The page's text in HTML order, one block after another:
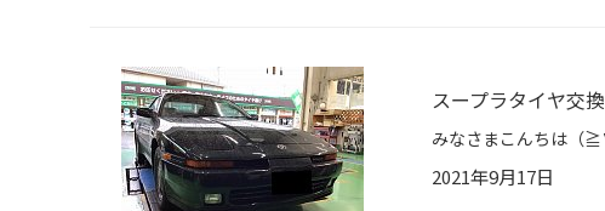
スープラタイヤ交換
2021年9月17日